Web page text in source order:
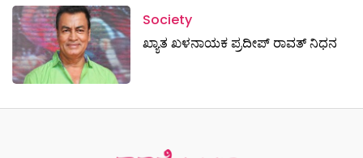
Society
ಖ್ಯಾತ ಖಳನಾಯಕ ಪ್ರದೀಪ್ ರಾವತ್‌ ನಿಧನ